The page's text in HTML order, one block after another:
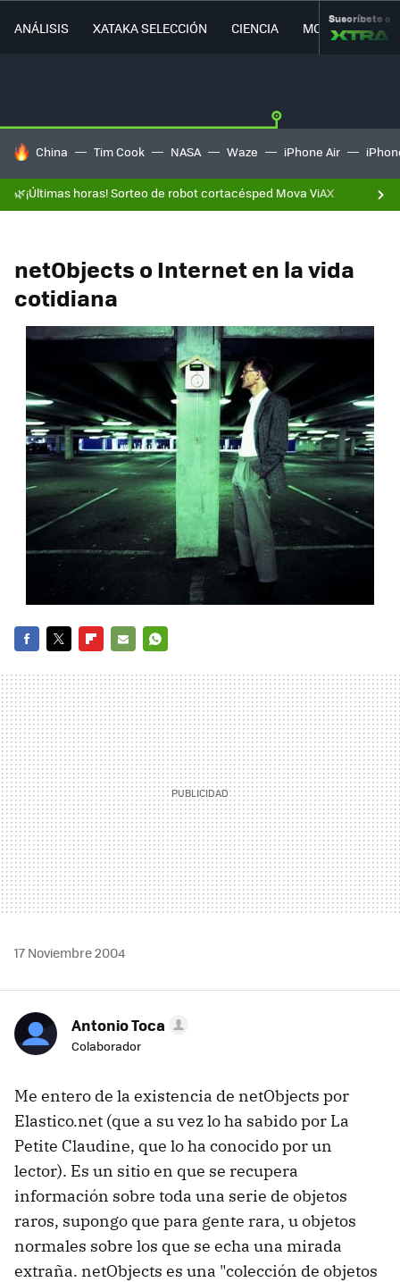
ANÁLISIS XATAKA SELECCIÓN CIENCIA MOVILIDAD
Suscríbete a
HOY SE HABLA DE
China Tim Cook NASA Waze iPhone Air
🌿¡Últimas horas! Sorteo de robot cortacésped Mova ViAX
netObjects o Internet en la vida
cotidiana
MAIL
17 Noviembre 2004
Antonio Toca
Colaborador
Me entero de la existencia de netObjects por
Elastico.net (que a su vez lo ha sabido por La
Petite Claudine, que lo ha conocido por un
lector). Es un sitio en que se recupera
información sobre toda una serie de objetos
raros, supongo que para gente rara, u objetos
normales sobre los que se echa una mirada
extraña. netObjects es una "colección de objetos